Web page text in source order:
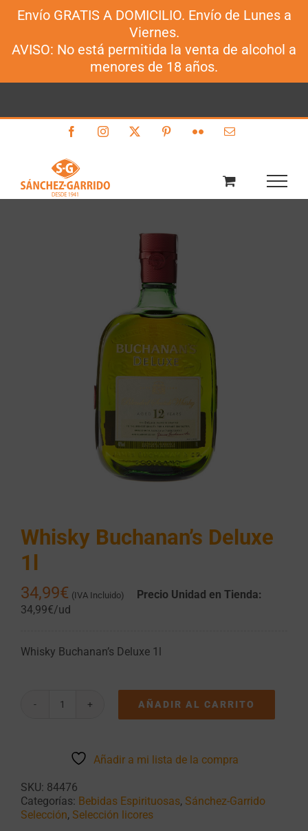
Envío GRATIS A DOMICILIO. Envío de Lunes a
Viernes.
AVISO: No está permitida la venta de alcohol a
menores de 18 años.
FacebookInstagram PinterestFlickr Correo
Whisky Buchanan’s Deluxe
1l
34,99€ (IVA Incluido)
Precio Unidad en Tienda:
34,99€/ud
Whisky Buchanan’s Deluxe 1l
Whisky
cantidad
AÑADIR AL CARRITO
Añadir a mi lista de la compra
SKU: 84476
Categorías: Bebidas Espirituosas, Sánchez-Garrido
Selección, Selección licores
Sánchez-Garrido